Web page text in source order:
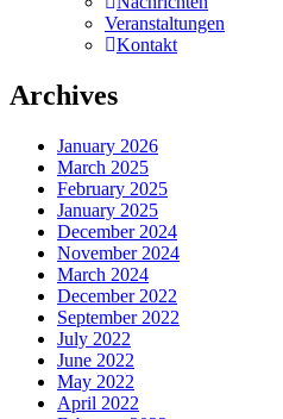
Veranstaltungen
Kontakt
Archives
January 2026
March 2025
February 2025
January 2025
December 2024
November 2024
March 2024
December 2022
September 2022
July 2022
June 2022
May 2022
April 2022